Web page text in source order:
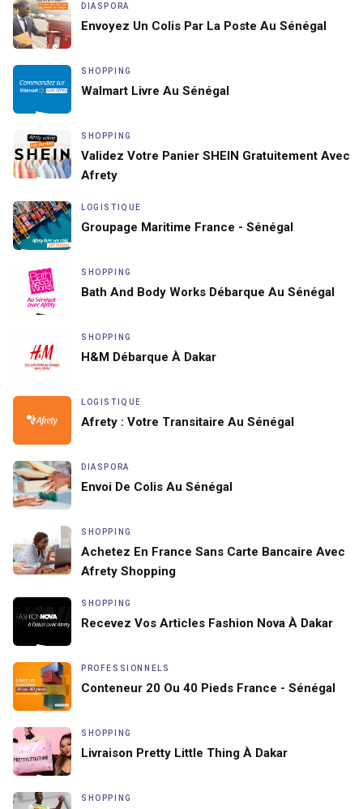
DIASPORA
Envoyez Un Colis Par La Poste Au Sénégal
SHOPPING
Walmart Livre Au Sénégal
SHOPPING
Validez Votre Panier SHEIN Gratuitement Avec
Afrety
LOGISTIQUE
Groupage Maritime France - Sénégal
SHOPPING
Bath And Body Works Débarque Au Sénégal
SHOPPING
H&M Débarque À Dakar
LOGISTIQUE
Afrety : Votre Transitaire Au Sénégal
DIASPORA
Envoi De Colis Au Sénégal
SHOPPING
Achetez En France Sans Carte Bancaire Avec
Afrety Shopping
SHOPPING
Recevez Vos Articles Fashion Nova À Dakar
PROFESSIONNELS
Conteneur 20 Ou 40 Pieds France - Sénégal
SHOPPING
Livraison Pretty Little Thing À Dakar
SHOPPING